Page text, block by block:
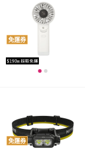
免運券
免運券